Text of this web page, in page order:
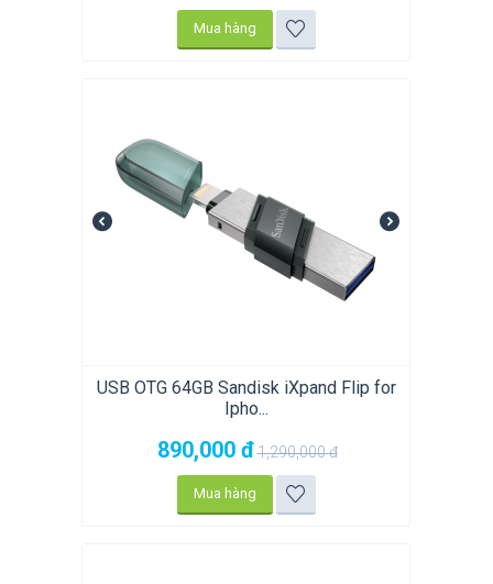
Mua hàng
USB OTG 64GB Sandisk iXpand Flip for
Ipho...
890,000 đ1,290,000đ
Mua hàng